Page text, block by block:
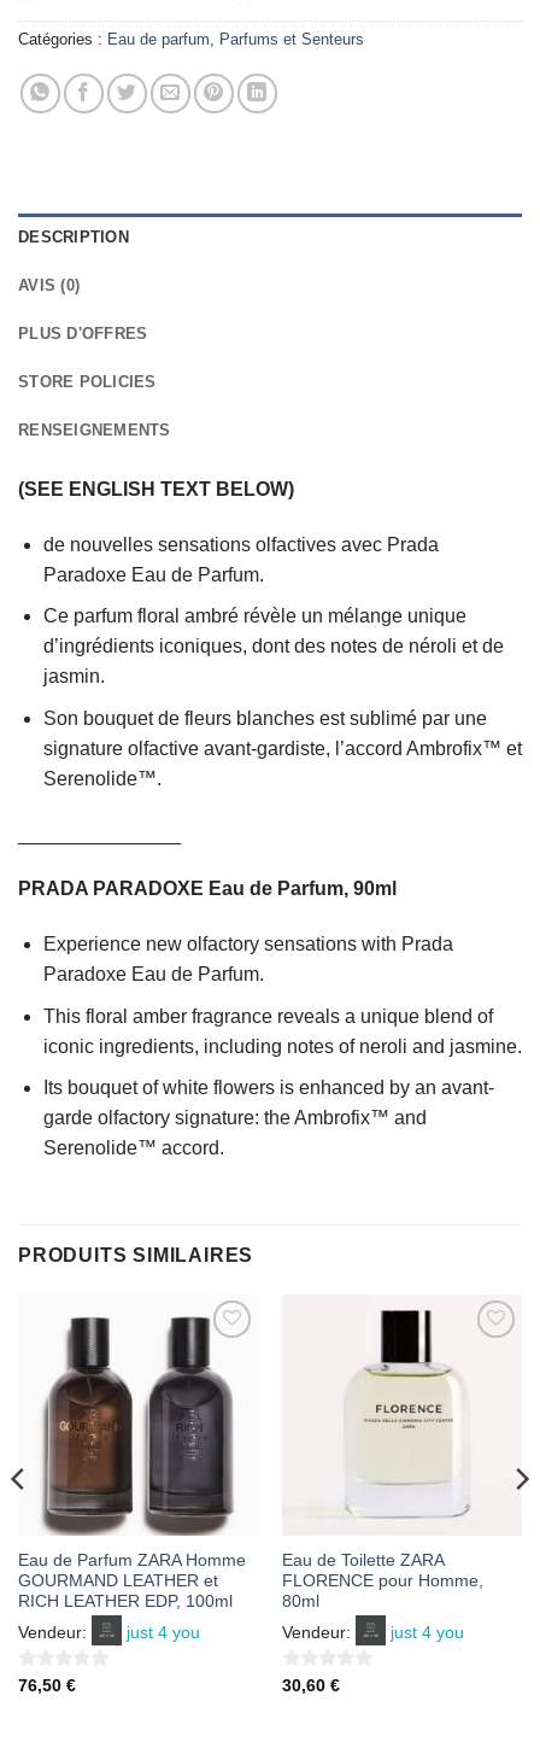
Catégories : Eau de parfum Parfums et Senteurs
DESCRIPTION
AVIS (0)
PLUS D'OFFRES
STORE POLICIES
RENSEIGNEMENTS
(SEE ENGLISH TEXT BELOW)
de nouvelles sensations olfactives avec Prada
Paradoxe Eau de Parfum.
Ce parfum floral ambré révèle un mélange unique
d’ingrédients iconiques, dont des notes de néroli et de
jasmin.
Son bouquet de fleurs blanches est sublimé par une
signature olfactive avant-gardiste, l’accord Ambrofix™ et
Serenolide™.
PRADA PARADOXE Eau de Parfum, 90ml
Experience new olfactory sensations with Prada
Paradoxe Eau de Parfum.
This floral amber fragrance reveals a unique blend of
iconic ingredients, including notes of neroli and jasmine.
Its bouquet of white flowers is enhanced by an avant-
garde olfactory signature: the Ambrofix™ and
Serenolide™ accord.
PRODUITS SIMILAIRES
AJOUTER
À MES
FAVORIS
Eau de Parfum ZARA Homme
GOURMAND LEATHER et
RICH LEATHER EDP, 100ml
Vendeur:
just 4 you
0
76,50 €
À MES
Eau de Toilette ZARA
FLORENCE pour Homme,
80ml
Vendeur:
just 4 you
0
30,60 €